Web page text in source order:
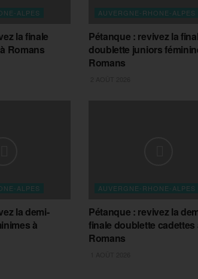
ALPES
la finale
Romans
AUVERGNE-RHONE-ALPES
Pétanque : revivez la
doublette juniors
Romans
ALPES
la demi-
à
AUVERGNE-RHONE-ALPES
Pétanque : revivez la
finale doublette cadettes
Romans